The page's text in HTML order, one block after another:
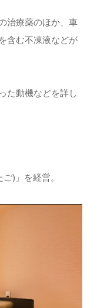
治療薬のほか、車
含む不凍液などが
た動機などを詳し
)」を経営。